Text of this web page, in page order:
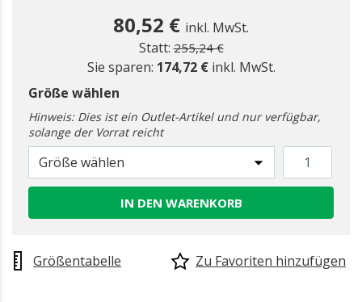
80,52 € inkl. MwSt.
Statt: Preis reduziert ab
255,24 €zu
Sie sparen: 174,72 € inkl. MwSt.
Größe wählen
Hinweis: Dies ist ein Outlet-Artikel und nur verfügbar,
solange der Vorrat reicht
Größe wählen
IN DEN WARENKORB
Größentabelle Zu Favoriten hinzufügen